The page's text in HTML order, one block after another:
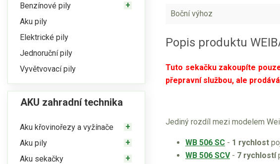
Benzínové pily
Aku pily
Elektrické pily
Jednoruční pily
Vyvětvovací pily
AKU zahradní technika
Aku křovinořezy a vyžínače
Aku pily
Aku sekačky
Boční výhoz
Popis produktu
Tuto sekačku zakoupíte
přepravní službou, ale
Jediný rozdíl mezi modelem
WB 506 SC - 1 rychlost
WB 506 SCV- 7 rychlostí